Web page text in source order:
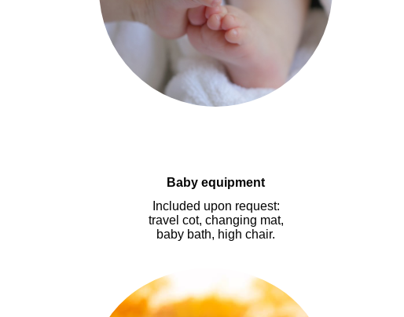
Baby equipment
ncluded upon request:
travel cot, changing mat,
baby bath, high chair.